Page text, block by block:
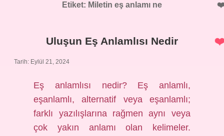
Etiket: Miletin eş anlamı ne
Uluşun Eş Anlamlısı Nedir
Tarih: Eylül 21, 2024
Eş anlamlısı nedir? Eş anlamlı,
eşanlamlı, alternatif veya eşanlamlı;
farklı yazılışlarına rağmen aynı veya
çok yakın anlamı olan kelimeler.